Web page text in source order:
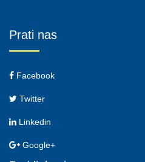
Prati nas
Facebook
Twitter
Linkedin
Google+